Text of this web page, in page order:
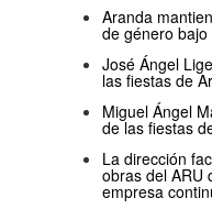
Aranda
de género
José Ángel
las fiestas de
Miguel Ángel
de las fiestas
La dirección
obras del ARU
empresa